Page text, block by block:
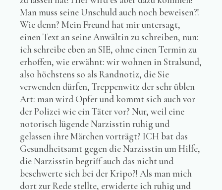
Man muss seine Unschuld auch noch beweisen?!
Wie denn? Mein Freund hat mir untersagt,
einen Text an seine Anwältin zu schreiben, nun:
ich schreibe eben an SIE, ohne einen Termin zu
erhoffen, wie erwähnt: wir wohnen in Stralsund,
also höchstens so als Randnotiz, die Sie
verwenden dürfen, Treppenwitz der sehr üblen
Art: man wird Opfer und kommt sich auch vor
der Polizei wie ein Täter vor? Nur, weil eine
notorisch lügende Narzisstin ruhig und
gelassen ihre Märchen vorträgt? ICH bat das
Gesundheitsamt gegen die Narzisstin um Hilfe,
die Narzisstin begriff auch das nicht und
beschwerte sich bei der Kripo?! Als man mich
dort zur Rede stellte, erwiderte ich ruhig und